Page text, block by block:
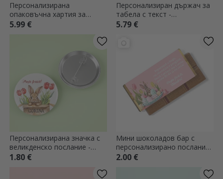
Персонализирана
опаковъчна хартия за
подаръци с послание -
5.99 €
Персонализиран държач за
табела с текст -
Великденски заек
5.79 €
Персонализирана значка с
великденско послание -
Сладко зайче
1.80 €
Мини шоколадов бар с
персонализирано послание
- Великденски заек
2.00 €